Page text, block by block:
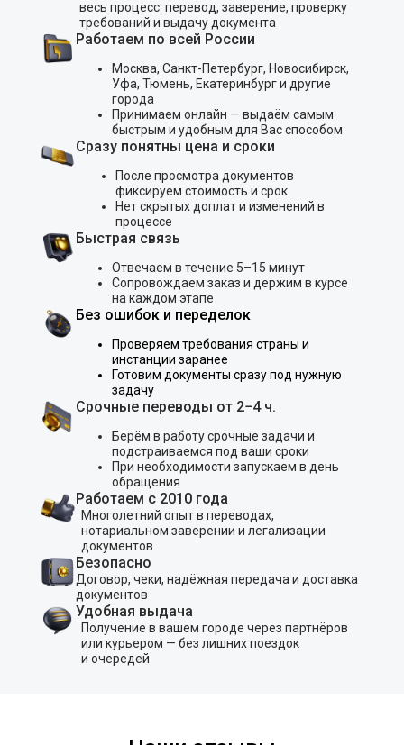
весь процесс: перевод, заверение, проверку
требований и выдачу документа
Работаем по всей России
Москва, Санкт-Петербург, Новосибирск,
Уфа, Тюмень, Екатеринбург и другие
города
Принимаем онлайн — выдаём самым
быстрым и удобным для Вас способом
Сразу понятны цена и сроки
После просмотра документов
фиксируем стоимость и срок
Нет скрытых доплат и изменений в
процессе
Быстрая связь
Отвечаем в течение 5–15 минут
Сопровождаем заказ и держим в курсе
на каждом этапе
Без ошибок и переделок
Проверяем требования страны и
инстанции заранее
Готовим документы сразу под нужную
задачу
Срочные переводы от 2−4 ч.
Берём в работу срочные задачи и
подстраиваемся под ваши сроки
При необходимости запускаем в день
обращения
Работаем с 2010 года
Многолетний опыт в переводах,
нотариальном заверении и легализации
документов
Безопасно
Договор, чеки, надёжная передача и доставка
документов
Удобная выдача
Получение в вашем городе через партнёров
или курьером — без лишних поездок
и очередей